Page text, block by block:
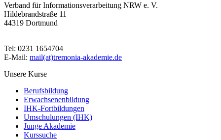
Verband für Informationsverarbeitung NRW e. V.
Hildebrandstraße 11
44319 Dortmund
Tel: 0231 1654704
E-Mail: mail(at)tremonia-akademie.de
Unsere Kurse
Berufsbildung
Erwachsenenbildung
IHK-Fortbildungen
Umschulungen (IHK)
Junge Akademie
Kurssuche